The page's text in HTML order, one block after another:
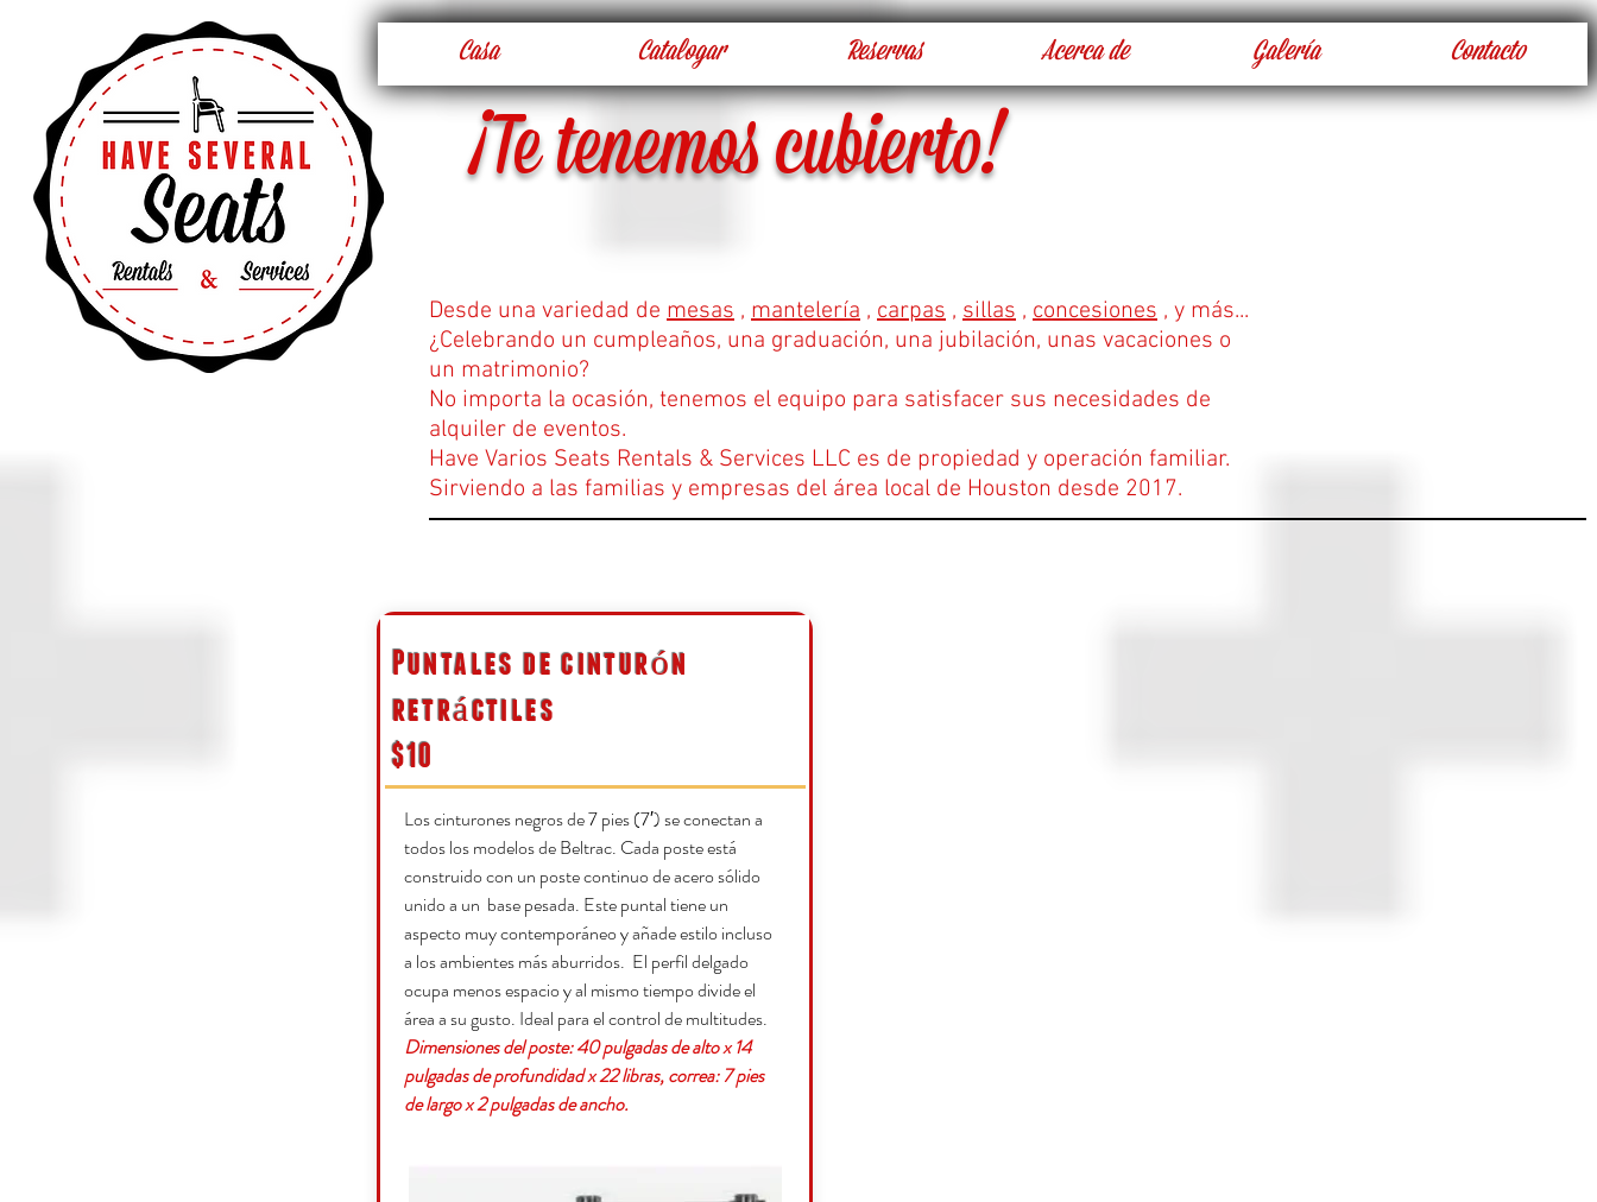
Casa Catalogar Reservas Acerca de Galería Contacto
¡Te tenemos cubierto!
Desde una variedad de mesas , mantelería , carpas , sillas , concesiones , y más...
¿Celebrando un cumpleaños, una graduación, una jubilación, unas vacaciones o
un matrimonio?
No importa la ocasión, tenemos el equipo para satisfacer sus necesidades de
alquiler de eventos.
Have Varios Seats Rentals & Services LLC es de propiedad y operación familiar.
Sirviendo a las familias y empresas del área local de Houston desde 2017.
Puntales de cinturón
retráctiles
$10
Los cinturones negros de 7 pies (7′) se conectan a
todos los modelos de Beltrac. Cada poste está
construido con un poste continuo de acero sólido
unido a un base pesada. Este puntal tiene un
aspecto muy contemporáneo y añade estilo incluso
a los ambientes más aburridos. El perfil delgado
ocupa menos espacio y al mismo tiempo divide el
área a su gusto. Ideal para el control de multitudes.
Dimensiones del poste: 40 pulgadas de alto x 14
pulgadas de profundidad x 22 libras, correa: 7 pies
de largo x 2 pulgadas de ancho.